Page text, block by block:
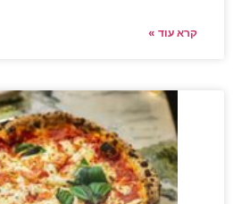
קרא עוד »